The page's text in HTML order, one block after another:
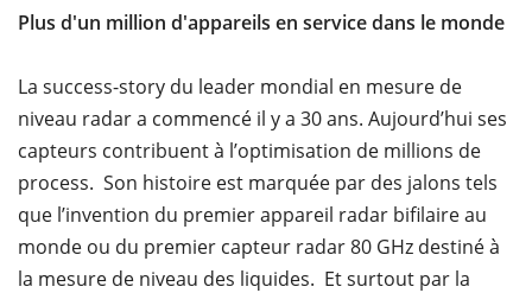
Plus d'un million d'appareils en service dans le monde
La success-story du leader mondial en mesure de
niveau radar a commencé il y a 30 ans. Aujourd’hui ses
capteurs contribuent à l’optimisation de millions de
process. Son histoire est marquée par des jalons tels
que l’invention du premier appareil radar bifilaire au
monde ou du premier capteur radar 80 GHz destiné à
la mesure de niveau des liquides. Et surtout par la